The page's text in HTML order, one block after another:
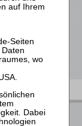
ideal auch zum
15 FAO und